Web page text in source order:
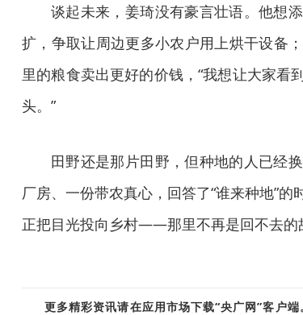
谈起未来，姜琦没有豪言壮语。他想
扩，争取让周边更多小农户用上烘干设备
里的粮食卖出更好的价钱，“我想让大家看
头。”
田野还是那片田野，但种地的人已经
厂房、一份带农真心，回答了“谁来种地”
正把目光投向乡村——那里不再是回不去的
更多精彩资讯请在应用市场下载“央广网”客户